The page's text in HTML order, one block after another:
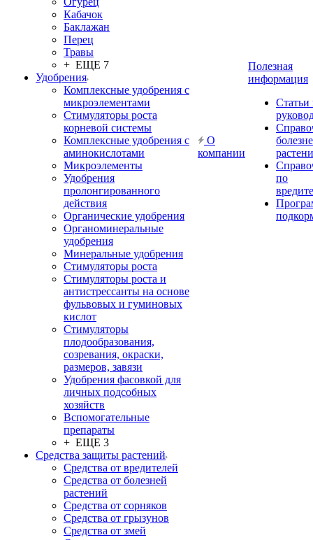
Кабачок
Баклажан
Перец
Травы
+ ЕЩЕ 7
Удобрения
Комплексные удобрения с
микроэлементами
Стимуляторы роста
корневой системы
Комплексные удобрения с
аминокислотами
Микроэлементы
Удобрения
пролонгированного
действия
Органические удобрения
Органоминеральные
удобрения
Минеральные удобрения
Стимуляторы роста
Стимуляторы роста и
антистрессанты на основе
фульвовых и гуминовых
кислот
Стимуляторы
плодообразования,
созревания, окраски,
размеров, завязи
Удобрения фасовкой для
личных подсобных
хозяйств
Вспомогательные
препараты
+ ЕЩЕ 3
Средства защиты растений
Средства от вредителей
Средства от болезней
растений
Средства от сорняков
Средства от грызунов
Средства от змей
О
компании
Полезная
информация
Статьи
по